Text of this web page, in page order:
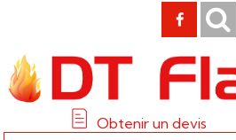
Obtenir un devis